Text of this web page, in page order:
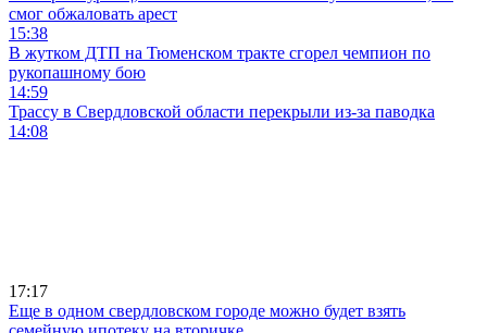
смог обжаловать арест
15:38
В жутком ДТП на Тюменском тракте сгорел чемпион по
рукопашному бою
14:59
Трассу в Свердловской области перекрыли из-за паводка
14:08
17:17
Еще в одном свердловском городе можно будет взять